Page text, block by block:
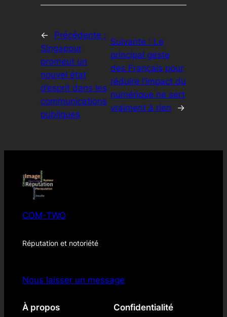
←
Précédente :
Singapour
promeut un
nouvel état
d’esprit dans les
communications
publiques
Suivante : Le
principal geste
des Français pour
réduire l’impact du
numérique ne sert
vraiment à rien
→
COM-TWO
Réputation et notoriété
Nous laisser un message
À propos Confidentialité